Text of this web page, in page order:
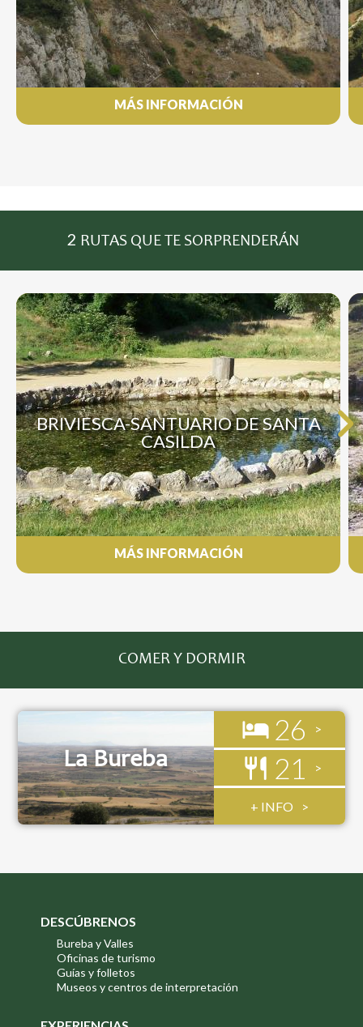
MÁS INFORMACIÓN
2 RUTAS QUE TE SORPRENDERÁN
BRIVIESCA-SANTUARIO DE SANTA
CASILDA
MÁS INFORMACIÓN
COMER Y DORMIR
La Bureba
26
21
+ INFO
DESCÚBRENOS
Bureba y Valles
Oficinas de turismo
Guías y folletos
Museos y centros de interpretación